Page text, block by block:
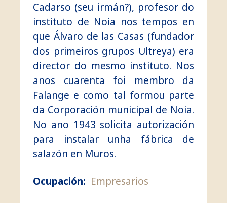
Cadarso (seu irmán?), profesor do
instituto de Noia nos tempos en
que Álvaro de las Casas (fundador
dos primeiros grupos Ultreya) era
director do mesmo instituto. Nos
anos cuarenta foi membro da
Falange e como tal formou parte
da Corporación municipal de Noia.
No ano 1943 solicita autorización
para instalar unha fábrica de
salazón en Muros.
Ocupación: Empresarios